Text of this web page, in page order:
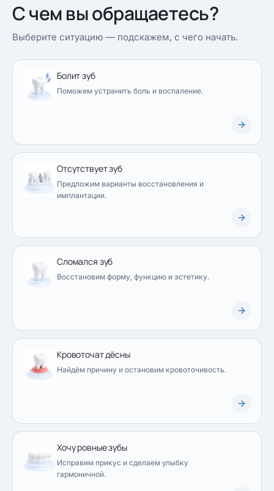
С чем вы обращаетесь?
Выберите ситуацию — подскажем, с чего начать.
Болит зуб
Поможем устранить боль и воспаление.
Отсутствует зуб
Предложим варианты восстановления и
имплантации.
Сломался зуб
Восстановим форму, функцию и эстетику.
Кровоточат дёсны
Найдём причину и остановим кровоточивость.
Хочу ровные зубы
Исправим прикус и сделаем улыбку
гармоничной.